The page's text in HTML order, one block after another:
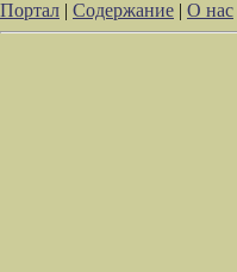
Портал | Содержание | О нас